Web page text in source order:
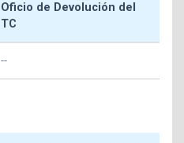
Oficio de Devolución del
TC
--